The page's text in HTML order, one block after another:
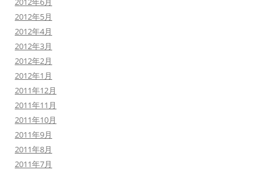
2012年5月
2012年4月
2012年3月
2012年2月
2012年1月
2011年12月
2011年11月
2011年10月
2011年9月
2011年8月
2011年7月